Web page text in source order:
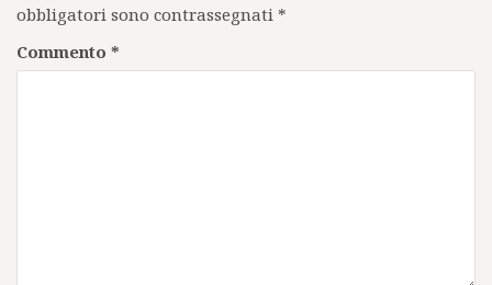
obbligatori sono contrassegnati *
Commento *